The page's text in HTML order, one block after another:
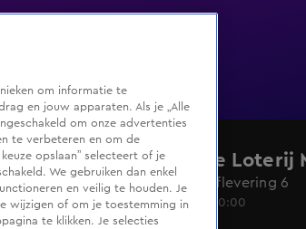
Postcode Loterij
Seizoen 2, aflevering 6
4 okt 2020, 20:00
om informatie te
en jouw apparaten. Als je „Alle
om onze advertenties
te verbeteren en om de
opslaan” selecteert of je
We gebruiken dan enkel
en veilig te houden. Je
wijzigen of om je toestemming in
te klikken. Je selecties